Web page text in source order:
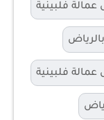
فلبينية
فلبينية